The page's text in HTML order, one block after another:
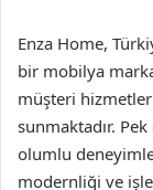
Enza Home,
bir mobilya
müşteri
sunmaktadır.
olumlu
modernliği ve